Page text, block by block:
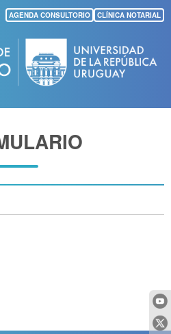
Pasar
al
contenido
principal
AGENDA CONSULTORIO CLÍNICA NOTARIAL